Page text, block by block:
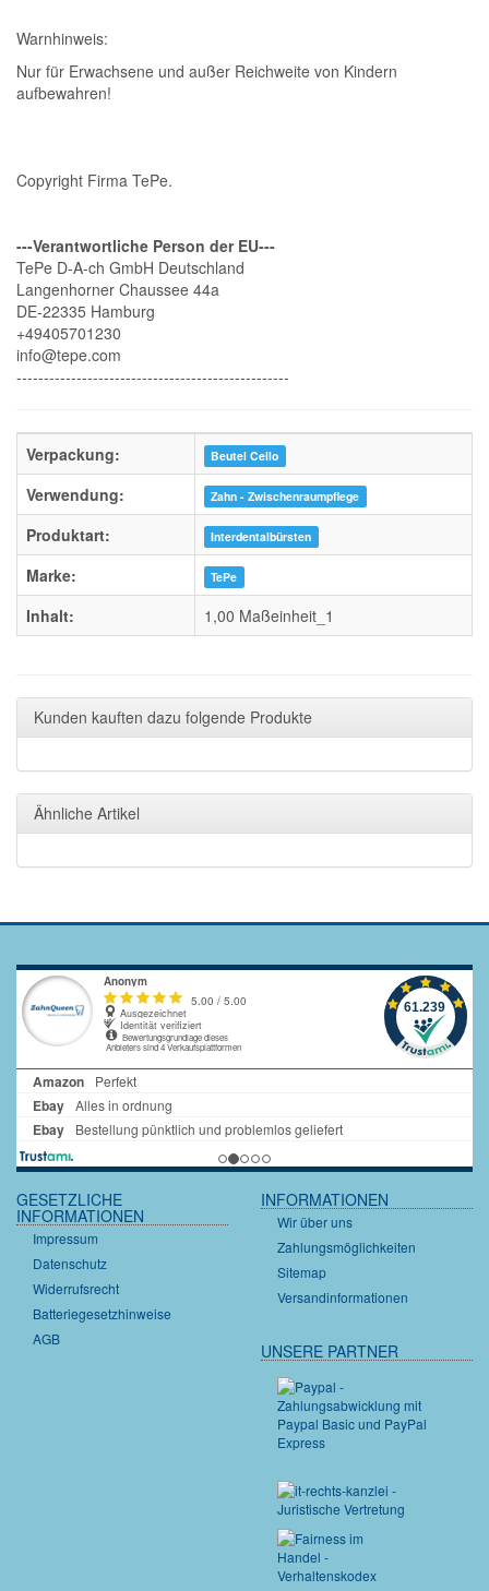
Warnhinweis:
Nur für Erwachsene und außer Reichweite von Kindern
aufbewahren!
Copyright Firma TePe.
---Verantwortliche Person der EU---
TePe D-A-ch GmbH Deutschland
Langenhorner Chaussee 44a
DE-22335 Hamburg
+49405701230
info@tepe.com
--------------------------------------------------
Verpackung: Beutel Cello
Verwendung: Zahn - Zwischenraumpflege
Produktart: Interdentalbürsten
Marke: TePe
Inhalt: 1,00 Maßeinheit_1
Kunden kauften dazu folgende Produkte
Ähnliche Artikel
GESETZLICHE
INFORMATIONEN
Impressum
Datenschutz
Widerrufsrecht
Batteriegesetzhinweise
AGB
INFORMATIONEN
Wir über uns
Zahlungsmöglichkeiten
Sitemap
Versandinformationen
UNSERE PARTNER